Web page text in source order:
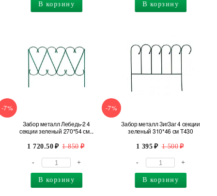
В корзину В корзину
-7%
Забор металл Лебедь-2 4
секции зеленый 270*54 см...
1 720.50 1 850
- +
В корзину
-7%
Забор металл ЗигЗаг 4 секции
зеленый 310*46 см Т430
1 395 1 500
- +
В корзину